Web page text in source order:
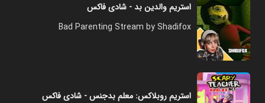
استریم والدین بد - شادی فاکس
Bad Parenting Stream by Shadifox
استریم روبلاکس: معلم بدجنس - شادی فاکس